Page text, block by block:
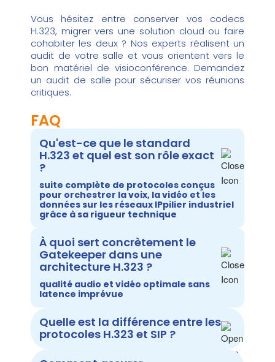
Vous hésitez entre conserver vos codecs
H.323, migrer vers une solution cloud ou faire
cohabiter les deux ? Nos experts réalisent un
audit de votre salle et vous orientent vers le
bon matériel de visioconférence. Demandez
un audit de salle pour sécuriser vos réunions
critiques.
FAQ
Qu'est-ce que le standard
H.323 et quel est son rôle exact
?
suite complète de protocoles conçus
pour orchestrer la voix, la vidéo et les
données sur les réseaux IPpilier industriel
grâce à sa rigueur technique
À quoi sert concrètement le
Gatekeeper dans une
architecture H.323 ?
qualité audio et vidéo optimale sans
latence imprévue
Quelle est la différence entre les
protocoles H.323 et SIP ?